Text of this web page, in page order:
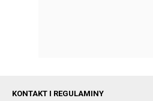
KONTAKT I REGULAMINY